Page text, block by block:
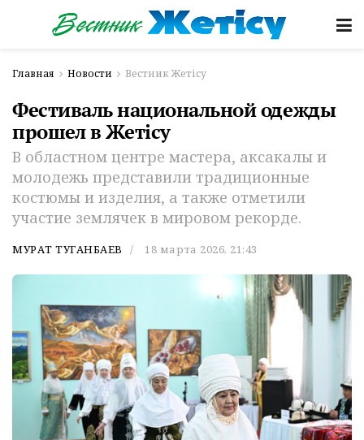
Главная Новости Вестник Жетісу
Фестиваль национальной одежды
прошел в Жетісу
В областном центре мастера, аксакалы и
молодежь представили традиционные
костюмы и изделия, а также отметили
участие землячек в мировом рекорде.
МУРАТ ТУГАНБАЕВ 18 марта 2026, 21:43